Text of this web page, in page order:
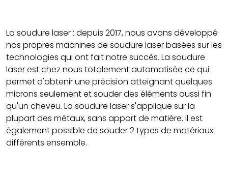
La soudure laser : depuis 2017, nous avons développé
nos propres machines de soudure laser basées sur les
technologies qui ont fait notre succès. La soudure
laser est chez nous totalement automatisée ce qui
permet d'obtenir une précision atteignant quelques
microns seulement et souder des éléments aussi fin
qu'un cheveu. La soudure laser s'applique sur la
plupart des métaux, sans apport de matière. Il est
également possible de souder 2 types de matériaux
différents ensemble.